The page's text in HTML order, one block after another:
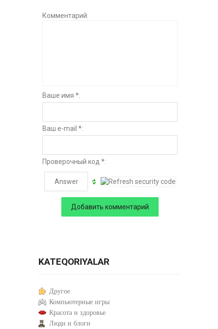
Комментарий:
Ваше имя *:
Ваш e-mail *:
Проверочный код *:
KATEQORIYALAR
Другое
Компьютерные игры
Красота и здоровье
Люди и блоги